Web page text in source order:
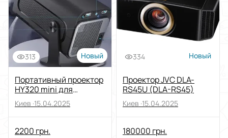
313 Новый
Портативный проектор
HY320 mini для
просмотра фильмов
дома
Киев ·15.04.2025
2200 грн.
334 Новый
Проектор JVC DLA-
RS45U (DLA-RS45)
Киев ·15.04.2025
180000 грн.